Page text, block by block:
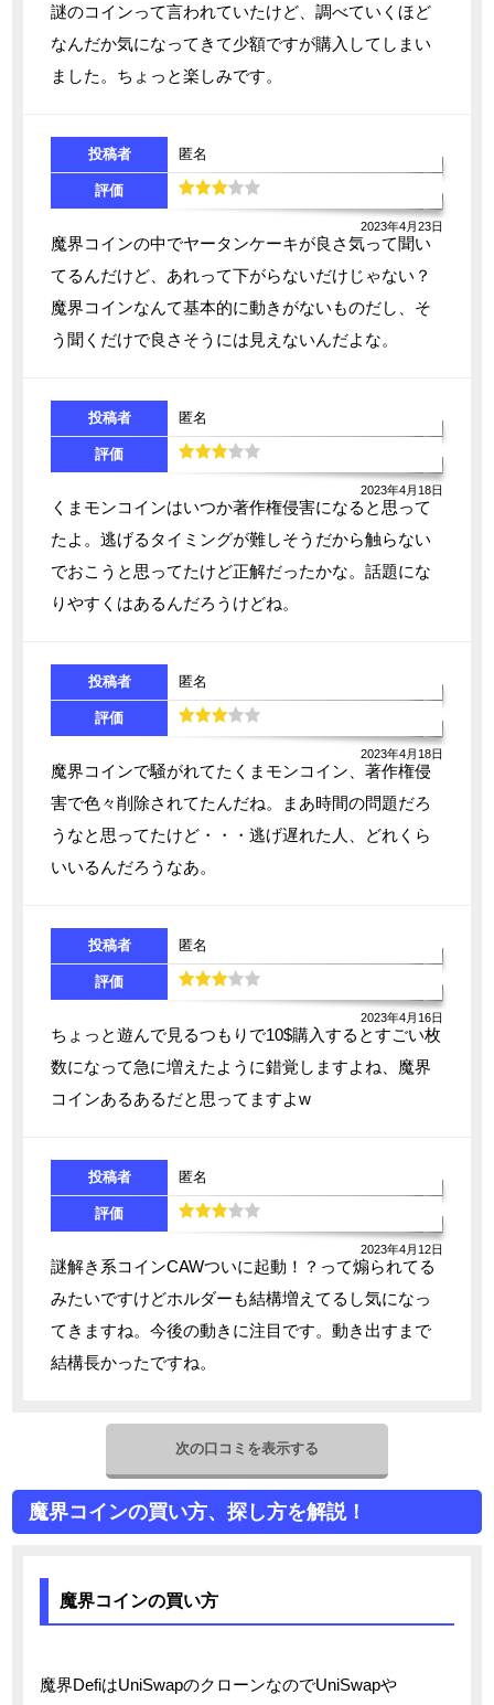
謎のコインって言われていたけど、調べていくほど
なんだか気になってきて少額ですが購入してしまい
ました。ちょっと楽しみです。
投稿者 匿名
評価
2023年4月23日
魔界コインの中でヤータンケーキが良さ気って聞い
てるんだけど、あれって下がらないだけじゃない？
魔界コインなんて基本的に動きがないものだし、そ
う聞くだけで良さそうには見えないんだよな。
投稿者 匿名
評価
2023年4月18日
くまモンコインはいつか著作権侵害になると思って
たよ。逃げるタイミングが難しそうだから触らない
でおこうと思ってたけど正解だったかな。話題にな
りやすくはあるんだろうけどね。
投稿者 匿名
評価
2023年4月18日
魔界コインで騒がれてたくまモンコイン、著作権侵
害で色々削除されてたんだね。まあ時間の問題だろ
うなと思ってたけど・・・逃げ遅れた人、どれくら
いいるんだろうなあ。
投稿者 匿名
評価
2023年4月16日
ちょっと遊んで見るつもりで10$購入するとすごい枚
数になって急に増えたように錯覚しますよね、魔界
コインあるあるだと思ってますよw
投稿者 匿名
評価
2023年4月12日
謎解き系コインCAWついに起動！？って煽られてる
みたいですけどホルダーも結構増えてるし気になっ
てきますね。今後の動きに注目です。動き出すまで
結構長かったですね。
次の口コミを表示する
魔界コインの買い方、探し方を解説！
魔界コインの買い方
魔界DefiはUniSwapのクローンなのでUniSwapや